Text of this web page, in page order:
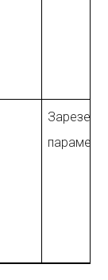
параметр